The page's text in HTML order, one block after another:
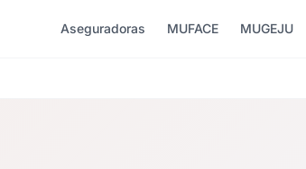
Aseguradoras MUFACE MUGEJU